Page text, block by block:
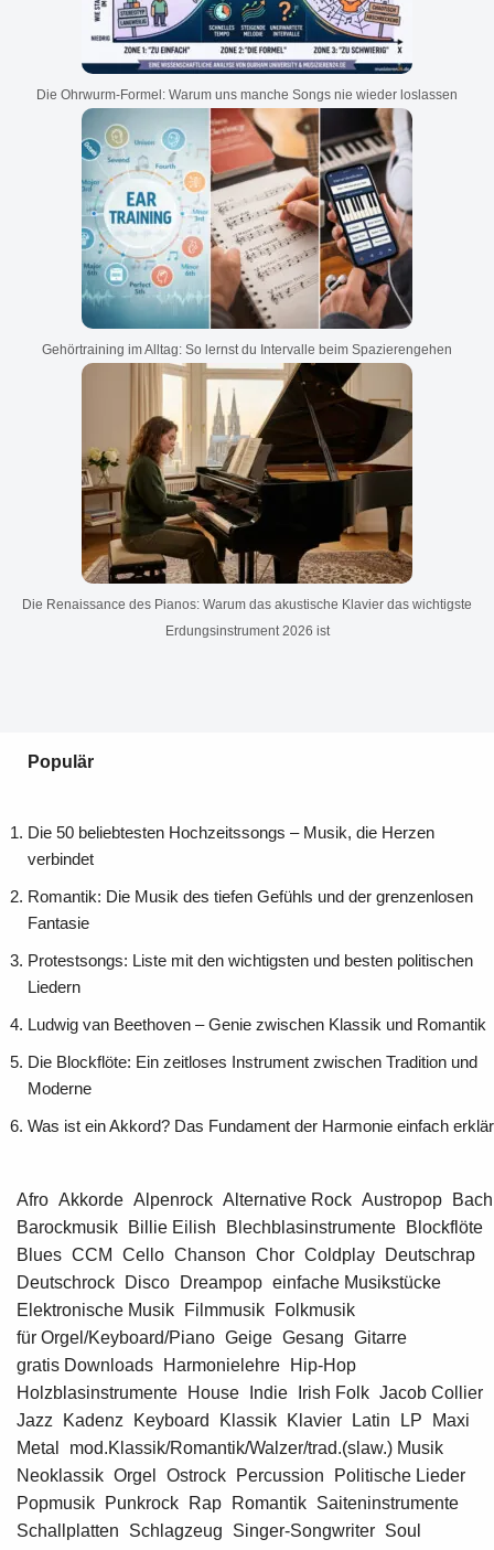
Die Ohrwurm-Formel: Warum uns manche Songs nie wieder loslassen
Gehörtraining im Alltag: So lernst du Intervalle beim Spazierengehen
Die Renaissance des Pianos: Warum das akustische Klavier das wichtigste
Erdungsinstrument 2026 ist
Populär
Die 50 beliebtesten Hochzeitssongs – Musik, die Herzen
verbindet
Romantik: Die Musik des tiefen Gefühls und der grenzenlosen
Fantasie
Protestsongs: Liste mit den wichtigsten und besten politischen
Liedern
Ludwig van Beethoven – Genie zwischen Klassik und Romantik
Die Blockflöte: Ein zeitloses Instrument zwischen Tradition und
Moderne
Was ist ein Akkord? Das Fundament der Harmonie einfach
Afro Akkorde Alpenrock Alternative Rock Austropop Bach
Barockmusik Billie Eilish Blechblasinstrumente Blockflöte
Blues CCM Cello Chanson Chor Coldplay Deutschrap
Deutschrock Disco Dreampop einfache Musikstücke
Elektronische Musik Filmmusik Folkmusik
für Orgel/Keyboard/Piano Geige Gesang Gitarre
gratis Downloads Harmonielehre Hip-Hop
Holzblasinstrumente House Indie Irish Folk Jacob Collier
Jazz
Kadenz Keyboard Klassik Klavier Latin LP
Maxi
Metal
mod.Klassik/Romantik/Walzer/trad.(slaw.) Musik
Neoklassik Orgel Ostrock Percussion
Politische Lieder
Popmusik Punkrock Rap Romantik Saiteninstrumente
Schallplatten
Schlagzeug Singer-Songwriter Soul